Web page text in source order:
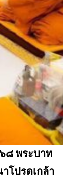
๘ พระบาท
โปรดเกล้า